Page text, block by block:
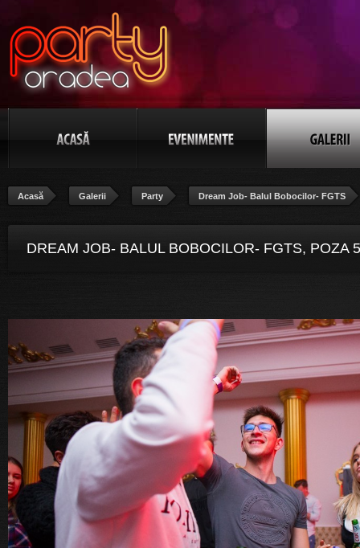
Acasă Galerii Party Dream Job- Balul Bobocilor- FGTS
DREAM JOB- BALUL BOBOCILOR- FGTS, POZA